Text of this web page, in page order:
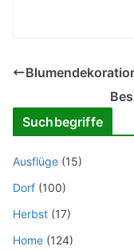
Suchbegriffe
Ausflüge (15)
Dorf (100)
Herbst (17)
Home (124)